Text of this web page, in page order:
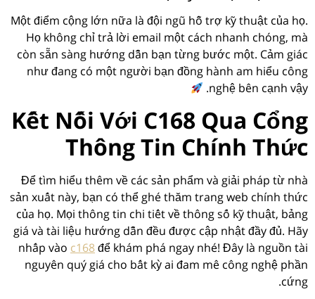
Một điểm cộng lớn nữa là đội ngũ hỗ trợ kỹ thuật của họ.
Họ không chỉ trả lời email một cách nhanh chóng, mà
còn sẵn sàng hướng dẫn bạn từng bước một. Cảm giác
như đang có một người bạn đồng hành am hiểu công
nghệ bên cạnh vậy.
Kết Nối Với C168 Qua Cổng
Thông Tin Chính Thức
Để tìm hiểu thêm về các sản phẩm và giải pháp từ nhà
sản xuất này, bạn có thể ghé thăm trang web chính thức
của họ. Mọi thông tin chi tiết về thông số kỹ thuật, bảng
giá và tài liệu hướng dẫn đều được cập nhật đầy đủ. Hãy
nhấp vào c168để khám phá ngay nhé! Đây là nguồn tài
nguyên quý giá cho bất kỳ ai đam mê công nghệ phần
cứng.